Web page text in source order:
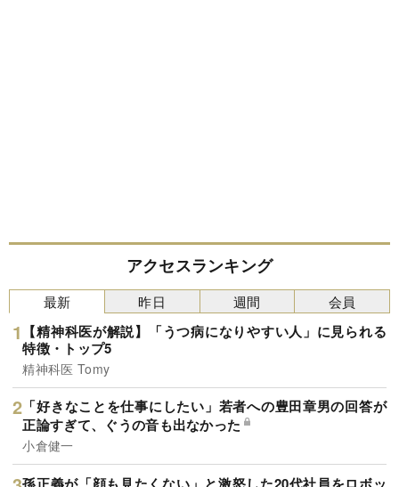
アクセスランキング
最新
【精神科医が解説】「うつ病になりやすい人」に見られる
特徴・トップ5
精神科医 Tomy
「好きなことを仕事にしたい」若者への豊田章男の回答が
正論すぎて、ぐうの音も出なかった
小倉健一
昨日 週間 会員